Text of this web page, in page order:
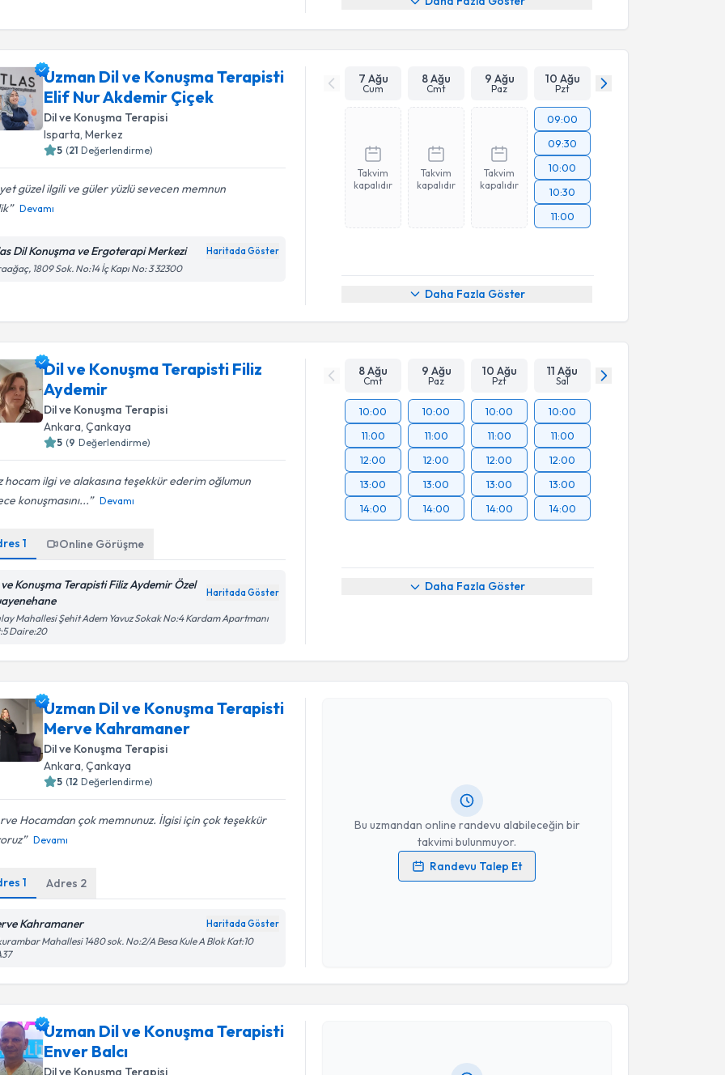
Uzman Dil ve Konuşma Terapisti
Elif Nur Akdemir Çiçek
Dil ve Konuşma Terapisi
Isparta ,Merkez
5 (21 Değerlendirme)
güzel ilgili ve güler yüzlü sevecen memnun
Devamı
Dil Konuşma ve Ergoterapi Merkezi Haritada Göster
1809 Sok. No:14 İç Kapı No: 3 32300
7 Ağu
Cum
8 Ağu
Cmt
9 Ağu
Paz
10 Ağu
Pzt
Takvim
kapalıdır
Takvim
kapalıdır
Takvim
kapalıdır
09:00
09:30
10:00
10:30
11:00
Daha Fazla Göster
Dil ve Konuşma Terapisti Filiz
Aydemir
Dil ve Konuşma Terapisi
Ankara,Çankaya
5 (9 Değerlendirme)
hocam ilgi ve alakasına teşekkür ederim oğlumun
konuşmasını...
Devamı
1 Online Görüşme
Konuşma Terapisti Filiz Aydemir Özel
Haritada Göster
Mahallesi Şehit Adem Yavuz Sokak No:4 Kardam Apartmanı
Daire:20
8 Ağu
Cmt
9 Ağu
Paz
10 Ağu
Pzt
11 Ağu
Sal
10:00
11:00
12:00
13:00
14:00
10:00
11:00
12:00
13:00
14:00
10:00
11:00
12:00
13:00
14:00
10:00
11:00
12:00
13:00
14:00
Daha Fazla Göster
Uzman Dil ve Konuşma Terapisti
Merve Kahramaner
Dil ve Konuşma Terapisi
Ankara,Çankaya
5 (12 Değerlendirme)
Hocamdan çok memnunuz. İlgisi için çok teşekkür
Devamı
1 Adres 2
Kahramaner Haritada Göster
Mahallesi 1480 sok. No:2/A Besa Kule A Blok Kat:10
Bu uzmandan online randevu alabileceğin bir
takvimi bulunmuyor.
Randevu Talep Et
Uzman Dil ve Konuşma Terapisti
Enver Balcı
Dil ve Konuşma Terapisi
Randevu Takvimi Talebi